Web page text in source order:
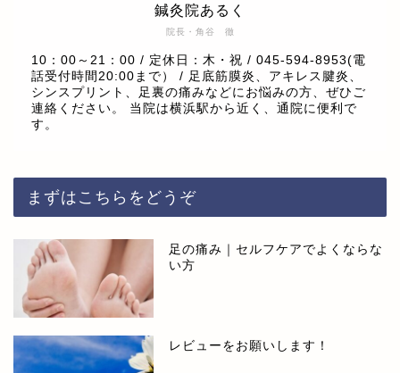
院長・角谷 徹
鍼灸院あるく
10：00～21：00 / 定休日：木・祝 / 045-594-8953(電
話受付時間20:00まで） / 足底筋膜炎、アキレス腱炎、
シンスプリント、足裏の痛みなどにお悩みの方、ぜひご
連絡ください。 当院は横浜駅から近く、通院に便利で
す。
まずはこちらをどうぞ
足の痛み｜セルフケアでよくならな
い方
レビューをお願いします！